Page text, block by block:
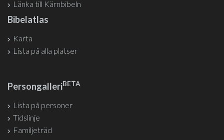
Länka till Kärnbibeln
Bibelatlas
Karta
Lista på alla platser
PersongalleriBETA
Lista på personer
Tidslinje
Familjeträd